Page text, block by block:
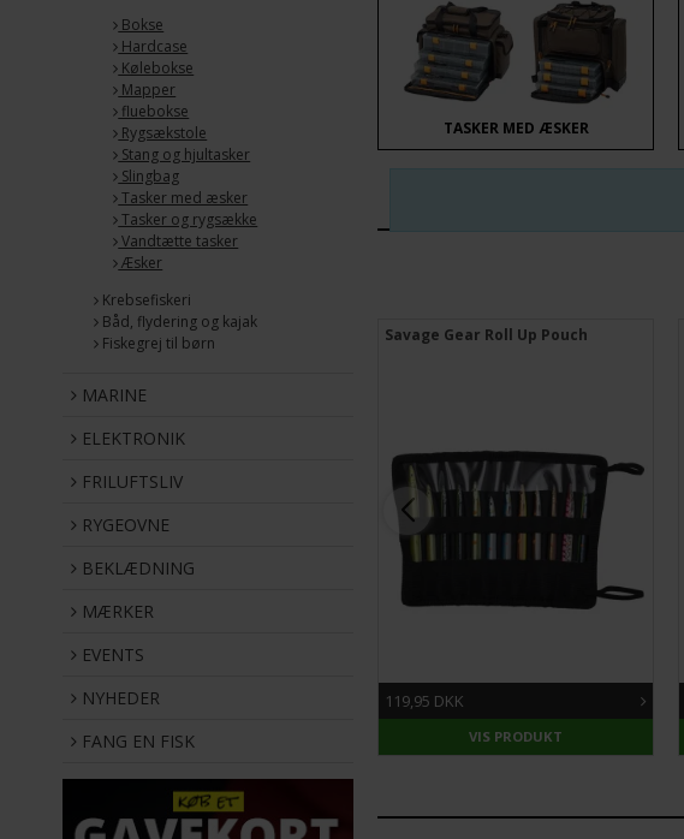
Bokse
Hardcase
Kølebokse
Mapper
fluebokse
Rygsækstole
Stang og hjultasker
Slingbag
Tasker med æsker
Tasker og rygsække
Vandtætte tasker
Æsker
Krebsefiskeri
Båd, flydering og kajak
Fiskegrej til børn
MARINE
ELEKTRONIK
FRILUFTSLIV
RYGEOVNE
BEKLÆDNING
MÆRKER
EVENTS
NYHEDER
FANG EN FISK
TASKER MED ÆSKER
Trabucco Boks Med 36 EVA Spoler
99,95 DKK
VIS PRODUKT
Savage Gear Roll Up Pouch
119,95 DKK
VIS PRODUKT